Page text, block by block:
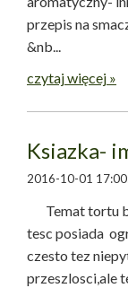
przepis na
&nb...
czytaj więcej »
Ksiazka-
2016-10-01
Temat tortu
tesc posiada
czesto tez
przeszlosci,ale